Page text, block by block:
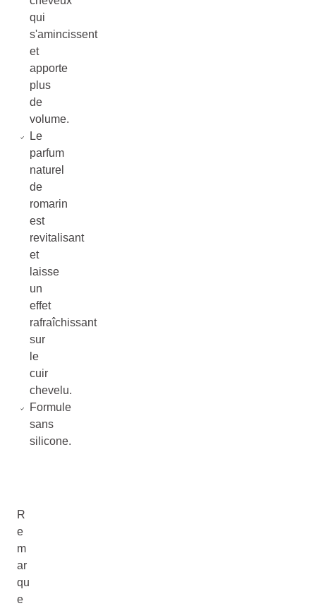
qui
s'amincissent
et
apporte
plus
de
volume.
Le
parfum
naturel
de
romarin
est
revitalisant
et
laisse
un
effet
rafraîchissant
sur
le
cuir
chevelu.
Formule
sans
silicone.
R
e
m
ar
qu
e